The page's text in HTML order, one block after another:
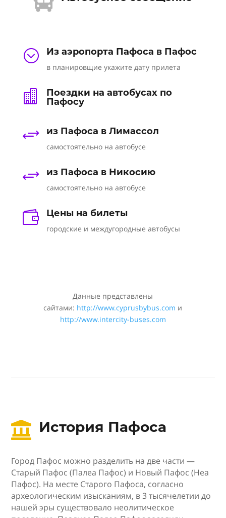
; Из аэропорта Пафоса в Пафос
в планировщие укажите дату прилета

Поездки на автобусах по
Пафосу
+ из Пафоса в Лимассол
самостоятельно на автобусе
+ из Пафоса в Никосию
самостоятельно на автобусе
 Цены на билеты
городские и междугородные автобусы
Данные представлены
сайтами: http://www.cyprusbybus.com и
http://www.intercity-buses.com
 История Пафоса
Город Пафос можно разделить на две части —
Старый Пафос (Палеа Пафос) и Новый Пафос (Неа
Пафос). На месте Старого Пафоса, согласно
археологическим изысканиям, в 3 тысячелетии до
нашей эры существовало неолитическое